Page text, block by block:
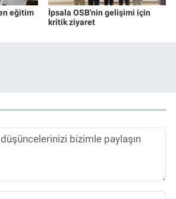
eğitim
İpsala OSB'nin gelişimi için
kritik ziyaret